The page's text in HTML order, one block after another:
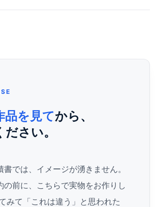
品を見てから、
さい。
書では、イメージが湧きません。
の前に、こちらで実物をお作りし
みて「これは違う」と思われた